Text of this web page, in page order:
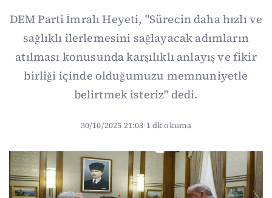
DEM Parti İmralı Heyeti, "Sürecin daha hızlı ve
sağlıklı ilerlemesini sağlayacak adımların
atılması konusunda karşılıklı anlayış ve fikir
birliği içinde olduğumuzu memnuniyetle
belirtmek isteriz" dedi.
30/10/2025 21:03·1 dk okuma